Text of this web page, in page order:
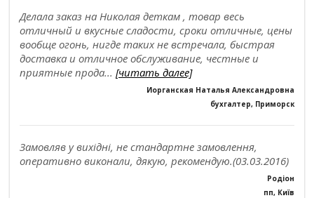
Делала заказ на Николая деткам , товар весь
отличный и вкусные сладости, сроки отличные, цены
вообще огонь, нигде таких не встречала, быстрая
доставка и отличное обслуживание, честные и
приятные прода... [читать далее]
Иорганская Наталья Александровна
бухгалтер, Приморск
Замовляв у вихідні, не стандартне замовлення,
оперативно виконали, дякую, рекомендую.(03.03.2016)
Родіон
пп, Київ